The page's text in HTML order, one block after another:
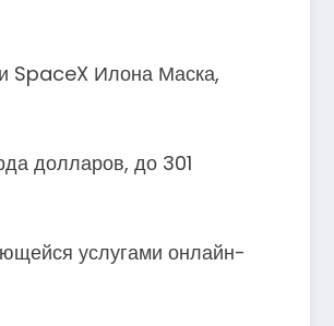
SpaceX Илона Маска,
долларов, до 301
услугами онлайн-